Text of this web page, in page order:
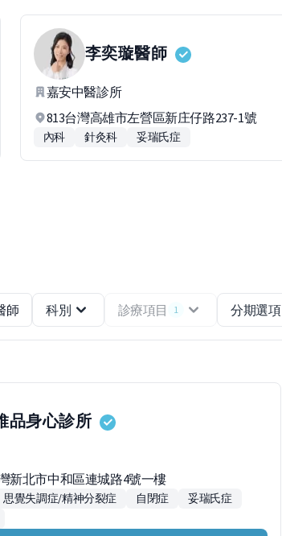
李奕璇醫師
嘉安中醫診所
813台灣高雄市左營區新庄仔路237-1號
內科 針灸科 妥瑞氏症
師 科別 診療項目 1 分期選項
品身心診所
新北市中和區連城路4號一樓
思覺失調症/精神分裂症 自閉症
妥瑞氏症